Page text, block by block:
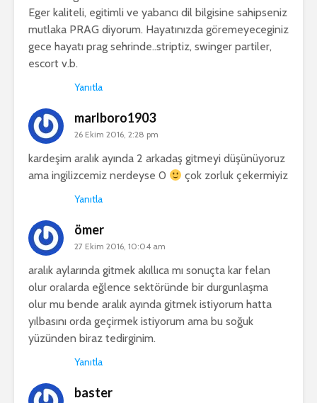
Eger kaliteli, egitimli ve yabancı dil bilgisine sahipseniz
mutlaka PRAG diyorum. Hayatınızda göremeyeceginiz
gece hayatı prag sehrinde..striptiz, swinger partiler,
escort v.b.
Yanıtla
marlboro1903
26 Ekim 2016, 2:28 pm
kardeşim aralık ayında 2 arkadaş gitmeyi düşünüyoruz
ama ingilizcemiz nerdeyse 0
çok zorluk çekermiyiz
Yanıtla
ömer
27 Ekim 2016, 10:04 am
aralık aylarında gitmek akıllıca mı sonuçta kar felan
olur oralarda eğlence sektöründe bir durgunlaşma
olur mu bende aralık ayında gitmek istiyorum hatta
yılbasını orda geçirmek istiyorum ama bu soğuk
yüzünden biraz tedirginim.
Yanıtla
baster